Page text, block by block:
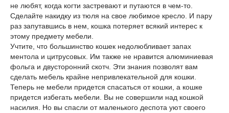
не любят, когда когти застревают и путаются в чем-то.
Сделайте накидку из тюля на свое любимое кресло. И пару
раз запутавшись в нем, кошка потеряет всякий интерес к
этому предмету мебели.
Учтите, что большинство кошек недолюбливает запах
ментола и цитрусовых. Им также не нравится алюминиевая
фольга и двусторонний скотч. Эти знания позволят вам
сделать мебель крайне непривлекательной для кошки.
Теперь не мебели придется спасаться от кошки, а кошке
придется избегать мебели. Вы не совершили над кошкой
насилия. Но вы спасли от маленького деспота уют своего